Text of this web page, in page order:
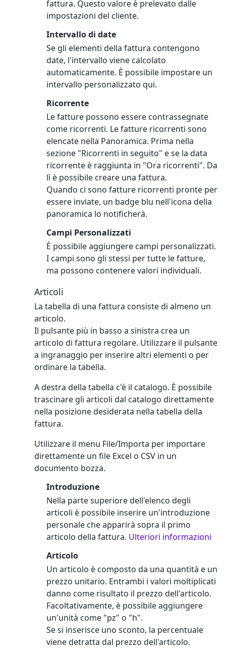
fattura. Questo valore è prelevato dalle
impostazioni del cliente.
Intervallo di date
Se gli elementi della fattura contengono
date, l'intervallo viene calcolato
automaticamente. È possibile impostare un
intervallo personalizzato qui.
Ricorrente
Le fatture possono essere contrassegnate
come ricorrenti. Le fatture ricorrenti sono
elencate nella Panoramica. Prima nella
sezione "Ricorrenti in seguito" e se la data
ricorrente è raggiunta in "Ora ricorrenti". Da
lì è possibile creare una fattura.
Quando ci sono fatture ricorrenti pronte per
essere inviate, un badge blu nell'icona della
panoramica lo notificherà.
Campi Personalizzati
È possibile aggiungere campi personalizzati.
I campi sono gli stessi per tutte le fatture,
ma possono contenere valori individuali.
Articoli
La tabella di una fattura consiste di almeno un
articolo.
Il pulsante più in basso a sinistra crea un
articolo di fattura regolare. Utilizzare il pulsante
a ingranaggio per inserire altri elementi o per
ordinare la tabella.
A destra della tabella c'è il catalogo. È possibile
trascinare gli articoli dal catalogo direttamente
nella posizione desiderata nella tabella della
fattura.
Utilizzare il menu File/Importa per importare
direttamente un file Excel o CSV in un
documento bozza.
Introduzione
Nella parte superiore dell'elenco degli
articoli è possibile inserire un'introduzione
personale che apparirà sopra il primo
articolo della fattura. Ulteriori informazioni
Articolo
Un articolo è composto da una quantità e un
prezzo unitario. Entrambi i valori moltiplicati
danno come risultato il prezzo dell'articolo.
Facoltativamente, è possibile aggiungere
un'unità come "pz" o "h".
Se si inserisce uno sconto, la percentuale
viene detratta dal prezzo dell'articolo.